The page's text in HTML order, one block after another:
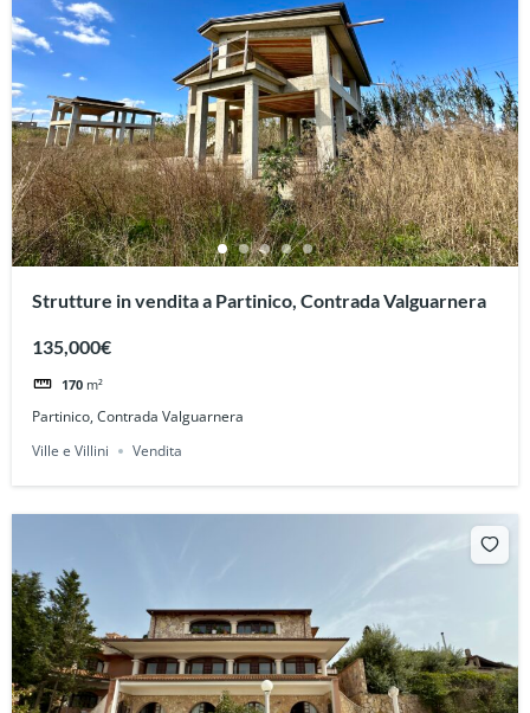
Strutture in vendita a Partinico, Contrada Valguarnera
135,000€
170 m²
Partinico, Contrada Valguarnera
Ville e Villini
Vendita